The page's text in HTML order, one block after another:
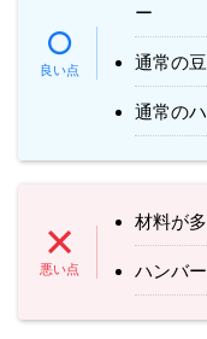
ー
通常の
通常の
材料が
ハンバ